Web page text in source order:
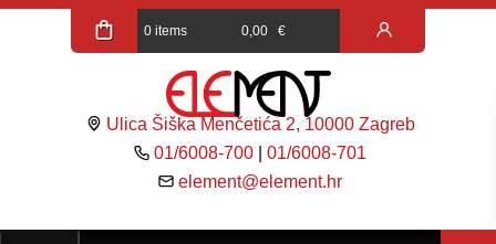
0 items 0,00 €
Ulica Šiška Menčetića 2, 10000 Zagreb
01/6008-700 |01/6008-701
element@element.hr